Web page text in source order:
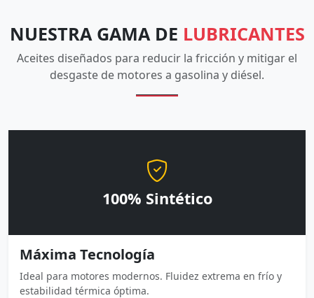
NUESTRA GAMA DE LUBRICANTES
Aceites diseñados para reducir la fricción y mitigar el
desgaste de motores a gasolina y diésel.
100% Sintético
Máxima Tecnología
Ideal para motores modernos. Fluidez extrema en frío y
estabilidad térmica óptima.